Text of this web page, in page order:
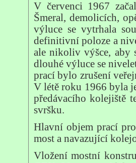
V červenci 1967
Šmeral, demolicích,
výluce se vytrhala
definitivní poloze a
ale nikoliv výšce, aby
dlouhé výluce se
prací bylo zrušení
V létě roku 1966 byla
předávacího kolejiště
svršku.
Hlavní objem prací
most a navazující
Vložení mostní